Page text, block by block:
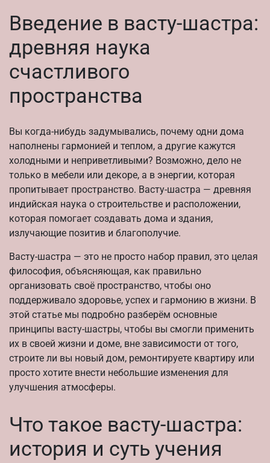
Введение в васту-шастра:
древняя наука
счастливого
пространства
Вы когда-нибудь задумывались, почему одни дома
наполнены гармонией и теплом, а другие кажутся
холодными и неприветливыми? Возможно, дело не
только в мебели или декоре, а в энергии, которая
пропитывает пространство. Васту-шастра — древняя
индийская наука о строительстве и расположении,
которая помогает создавать дома и здания,
излучающие позитив и благополучие.
Васту-шастра — это не просто набор правил, это целая
философия, объясняющая, как правильно
организовать своё пространство, чтобы оно
поддерживало здоровье, успех и гармонию в жизни. В
этой статье мы подробно разберём основные
принципы васту-шастры, чтобы вы смогли применить
их в своей жизни и доме, вне зависимости от того,
строите ли вы новый дом, ремонтируете квартиру или
просто хотите внести небольшие изменения для
улучшения атмосферы.
Что такое васту-шастра:
история и суть учения